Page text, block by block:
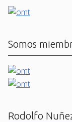
Somos
Rodolfo